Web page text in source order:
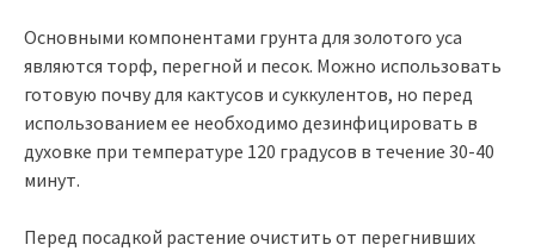
Основными компонентами грунта для золотого уса
являются торф, перегной и песок. Можно использовать
готовую почву для кактусов и суккулентов, но перед
использованием ее необходимо дезинфицировать в
духовке при температуре 120 градусов в течение 30-40
минут.
Перед посадкой растение очистить от перегнивших